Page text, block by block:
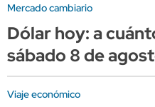
Mercado cambiario
Dólar hoy: a
sábado 8 de
Viaje económico